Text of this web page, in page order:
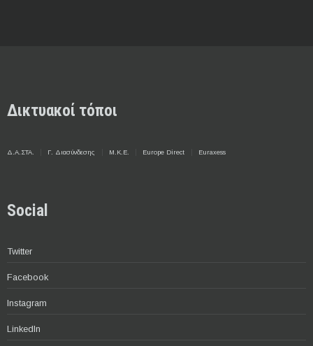
Δικτυακοί τόποι
Δ.Α.ΣΤΑ. Γ. Διασύνδεσης Μ.Κ.Ε. Europe Direct Euraxess
Social
Twitter
Facebook
Instagram
LinkedIn